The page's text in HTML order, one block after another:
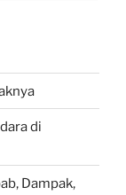
di
Dampak,